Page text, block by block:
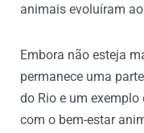
animais evoluíram
Embora não esteja
permanece uma
do Rio e um
com o bem-estar